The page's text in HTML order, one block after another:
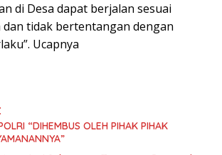
di Desa dapat berjalan sesuai
dan tidak bertentangan dengan
Ucapnya
“DIHEMBUS OLEH PIHAK PIHAK